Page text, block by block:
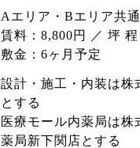
Aエリア・Bエリア共通
賃料：8,800円 ／ 坪 程
敷金：6ヶ月予定
設計・施工・内装は株
とする
医療モール内薬局は株
薬局新下関店とする